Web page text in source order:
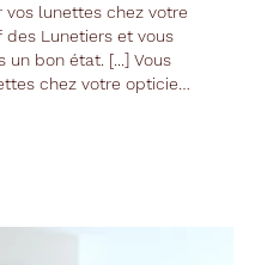
vos lunettes chez votre
Lunetiers et vous
un bon état. [...] Vous
chez votre opticien
[...]